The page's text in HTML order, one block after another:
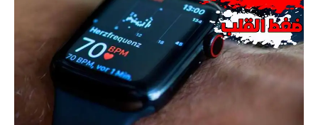
هواتف الهواوي 2025
شراء ساعات الاندرويد
هواتف الريدمي ومميزاتها